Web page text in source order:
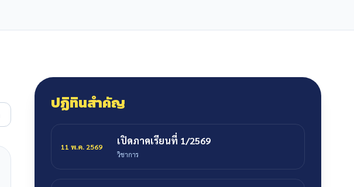
ปฏิทินสำคัญ
11 พ.ค. 2569 เปิดภาคเรียนที่ 1/2569
วิชาการ